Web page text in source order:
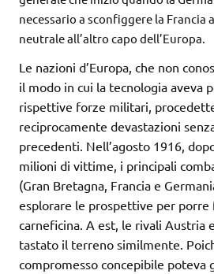
necessario a sconfiggere la Francia
neutrale all’altro capo dell’Europa.
Le nazioni d’Europa, che non
il modo in cui la tecnologia aveva
rispettive forze militari,
reciprocamente devastazioni
precedenti. Nell’agosto 1916,
milioni di vittime, i principali
(Gran Bretagna, Francia e
esplorare le prospettive per porre
carneficina. A est, le rivali Austria
tastato il terreno similmente.
compromesso concepibile poteva